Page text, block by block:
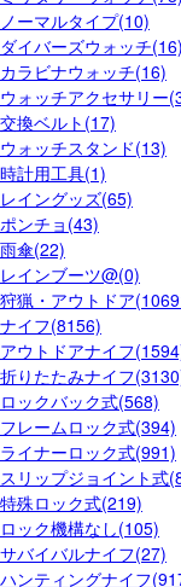
ノーマルタイプ(10)
ダイバーズウォッチ(16)
カラビナウォッチ(16)
ウォッチアクセサリー
交換ベルト(17)
ウォッチスタンド(13)
時計用工具(1)
レイングッズ(65)
ポンチョ(43)
雨傘(22)
レインブーツ@(0)
狩猟・アウトドア
ナイフ(8156)
アウトドアナイフ
折りたたみナイフ
ロックバック式(568)
フレームロック式(394)
ライナーロック式(991)
スリップジョイント式
特殊ロック式(219)
ロック機構なし(105)
サバイバルナイフ(27)
ハンティングナイフ